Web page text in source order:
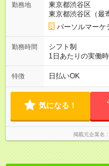
勤務地
東京都渋谷区
東京都渋谷区（最
パーソルマーケ
勤務時間
シフト制
1日あたりの実働
間） [2]15:30～
祝】9:30～18:30(
特徴 日払いOK
気になる！
掲載元企業名